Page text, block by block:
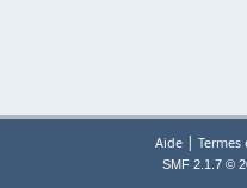
Aide| Termes
SMF 2.1.7 ©